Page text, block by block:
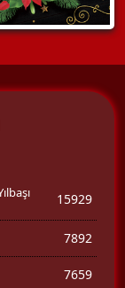
15929
7892
7659